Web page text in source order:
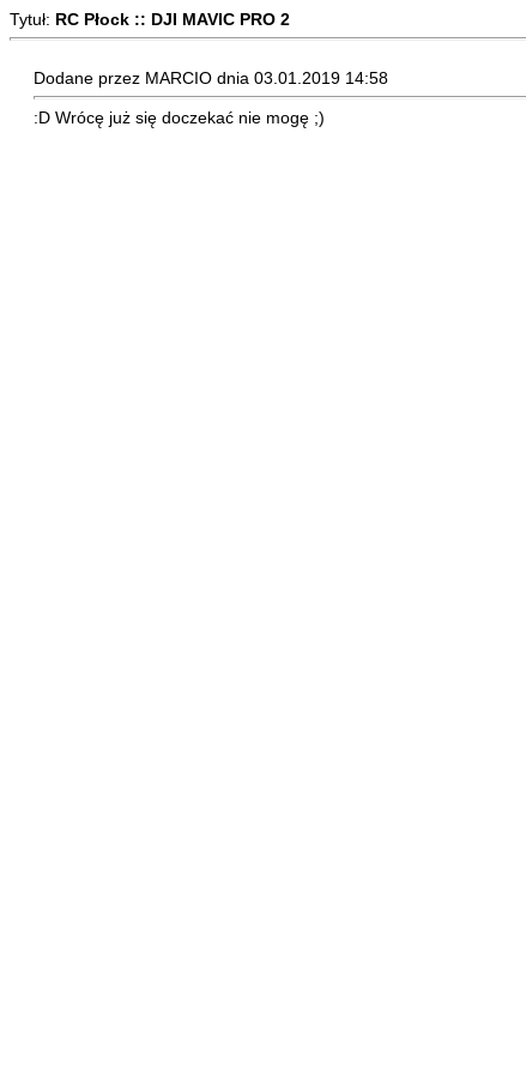
Tytuł: RC Płock :: DJI MAVIC PRO 2
Dodane przez MARCIO dnia 03.01.2019 14:58
:D Wrócę już się doczekać nie mogę ;)